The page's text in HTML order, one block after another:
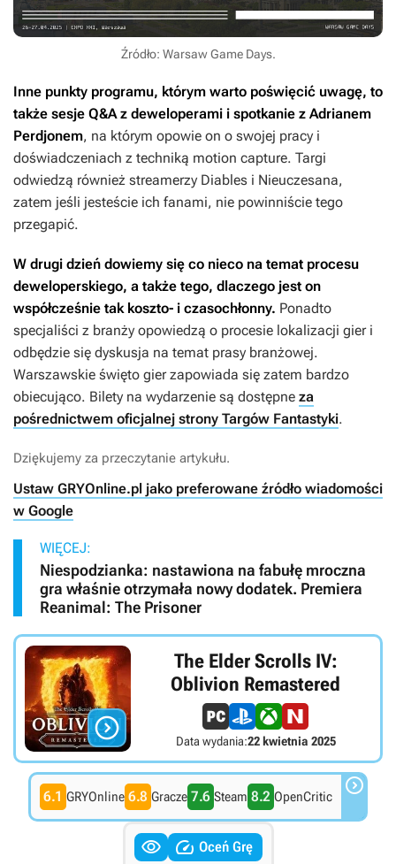
Źródło: Warsaw Game Days.
Inne punkty programu, którym warto poświęcić uwagę, to
także sesje Q&A z deweloperami i spotkanie z Adrianem
Perdjonem, na którym opowie on o swojej pracy i
doświadczeniach z techniką motion capture. Targi
odwiedzą również streamerzy Diables i Nieuczesana,
zatem jeśli jesteście ich fanami, nie powinniście tego
przegapić.
W drugi dzień dowiemy się co nieco na temat procesu
deweloperskiego, a także tego, dlaczego jest on
współcześnie tak koszto- i czasochłonny. Ponadto
specjaliści z branży opowiedzą o procesie lokalizacji gier i
odbędzie się dyskusja na temat prasy branżowej.
Warszawskie święto gier zapowiada się zatem bardzo
obiecująco. Bilety na wydarzenie są dostępne za
pośrednictwem oficjalnej strony Targów Fantastyki.
Dziękujemy za przeczytanie artykułu.
Ustaw GRYOnline.pl jako preferowane źródło wiadomości
w Google
WIĘCEJ:
Niespodzianka: nastawiona na fabułę mroczna
gra właśnie otrzymała nowy dodatek. Premiera
Reanimal: The Prisoner

The Elder Scrolls IV:
Oblivion Remastered
Data wydania:22 kwietnia 2025
6.1 GRYOnline 6.8 Gracze 7.6 Steam 8.2 OpenCritic 
  Oceń Grę